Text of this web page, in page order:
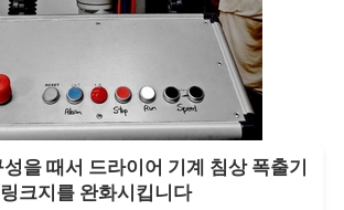
을 때서 드라이어 기계 침상 폭출기
크지를 완화시킵니다